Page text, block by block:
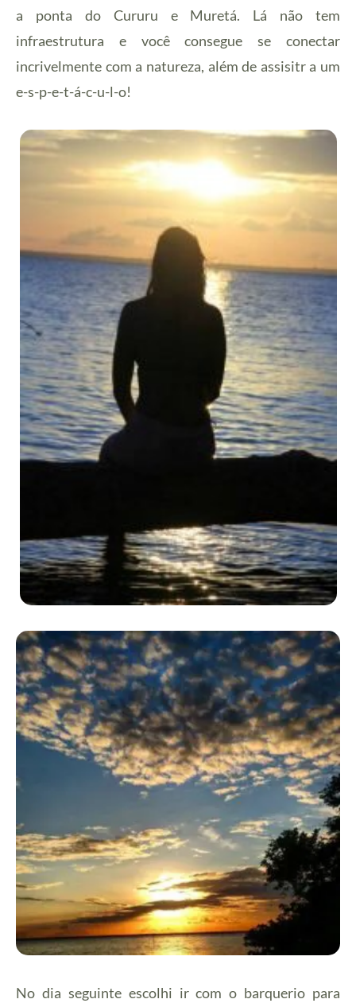
a ponta do Cururu e Muretá. Lá não tem
infraestrutura e você consegue se conectar
incrivelmente com a natureza, além de assisitr a um
e-s-p-e-t-á-c-u-l-o!
No dia seguinte escolhi ir com o barquerio para